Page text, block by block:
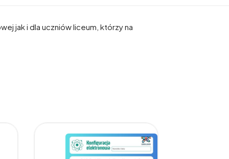
jak i dla uczniów liceum, którzy na